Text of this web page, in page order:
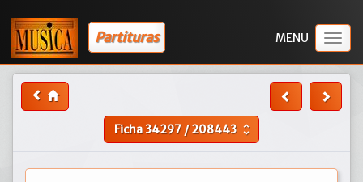
Partituras
Ficha34297/208443 unfold_more